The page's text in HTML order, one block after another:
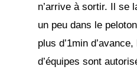
n’arrive à sortir. Il se
un peu dans le
plus d’1min
d’équipes sont